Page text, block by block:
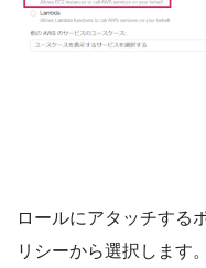
ロールにアタッチする
リシーから選択します。